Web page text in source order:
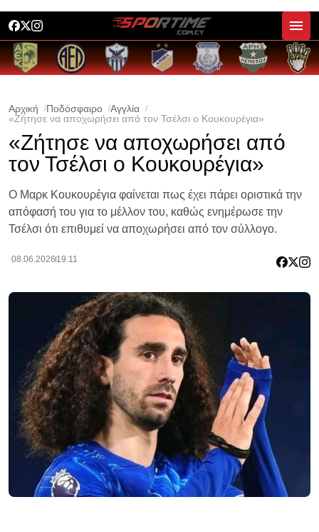
Αρχική Ποδόσφαιρο
Αγγλία
«Ζήτησε να αποχωρήσει από τον Τσέλσι ο Κουκουρέγια»
«Ζήτησε να αποχωρήσει από
τον Τσέλσι ο Κουκουρέγια»
Ο Μαρκ Κουκουρέγια φαίνεται πως έχει πάρει οριστικά την
απόφασή του για το μέλλον του, καθώς ενημέρωσε την
Τσέλσι ότι επιθυμεί να αποχωρήσει από τον σύλλογο.
08.06.2026 19:11